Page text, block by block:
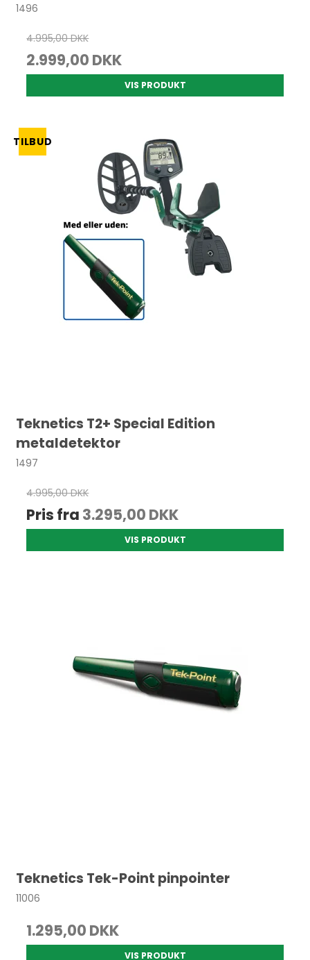
1496
4.995,00 DKK
2.999,00 DKK
VIS PRODUKT
TILBUD
Teknetics T2+ Special Edition
metaldetektor
1497
4.995,00 DKK
Pris fra 3.295,00 DKK
VIS PRODUKT
Teknetics Tek-Point pinpointer
11006
1.295,00 DKK
VIS PRODUKT